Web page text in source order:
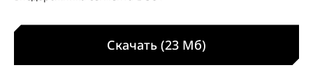
Скачать (23 Мб)